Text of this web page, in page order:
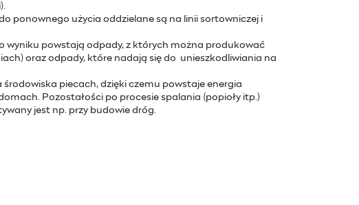
ponownego użycia oddzielane są na linii sortowniczej i
wyniku powstają odpady, z których można produkować
oraz odpady, które nadają się do unieszkodliwiania na
piecach, dzięki czemu powstaje energia
Pozostałości po procesie spalania (popioły itp.)
jest np. przy budowie dróg.